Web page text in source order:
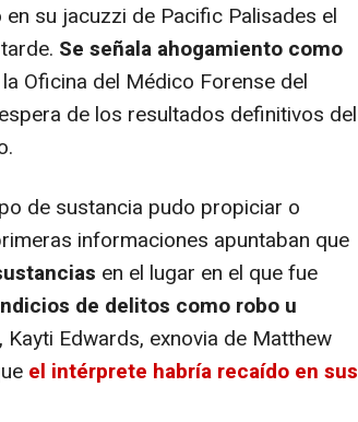
su jacuzzi de Pacific Palisades el
Se señala ahogamiento como
Oficina del Médico Forense del
de los resultados definitivos del
de sustancia pudo propiciar o
informaciones apuntaban que
en el lugar en el que fue
de delitos como robo u
Edwards, exnovia de Matthew
el intérprete habría recaído en sus